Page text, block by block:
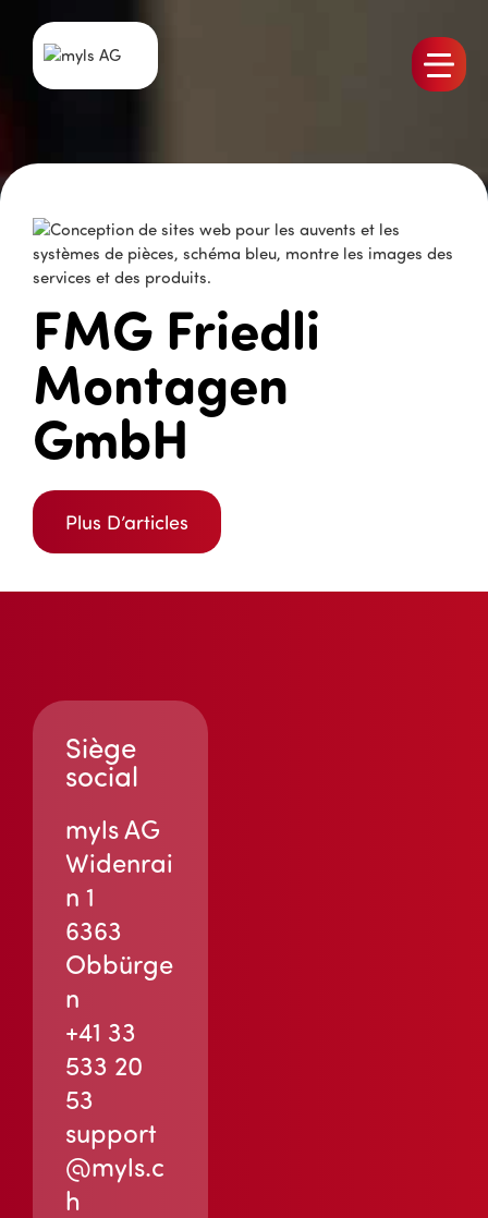
Produits
myls Actualités
Références
Contact
FMG Friedli
Montagen
GmbH
Plus D’articles
Siège
social
myls AG
Widenrai
n 1
6363
Obbürge
n
+41 33
533 20
53
support
@myls.c
h